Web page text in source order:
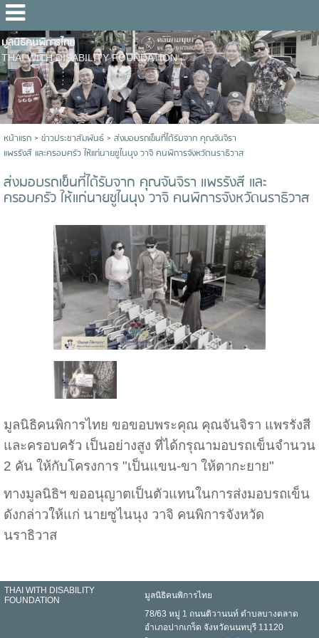
มูลนิธิคนพิการไทย
THAI WITH DISABILITY FOUNDATION
หน้าแรก> ข่าวประชาสัมพันธ์> ส่งมอบรถเข็นที่ได้รับจาก คุณจันจิรา
แพรรังสี และครอบครัว ให้แก่นายซูไนนุง วาจิ คนพิการจังหวัดนราธิวาส
ส่งมอบรถเข็นที่ได้รับจาก คุณจันจิรา แพรรังสี และ
ครอบครัว ให้แก่นายซูไนนุง วาจิ คนพิการจังหวัดนราธิวาส
มูลนิธิคนพิการไทย ขอขอบพระคุณ คุณจันจิรา แพรรังสี
และครอบครัว เป็นอย่างสูง ที่ได้กรุณามอบรถเข็นจำนวน
2 คัน ให้กับโครงการ "เป็นแขน-ขา ให้ตากะยาย"
ทางมูลนิธิฯ ขออนุญาตเป็นตัวแทนในการส่งมอบรถเข็น
ดังกล่าวให้แก่ นายซูไนนุง วาจิ คนพิการจังหวัด
นราธิวาส
THAI WITH DISABILITY
FOUNDATION
มูลนิธิคนพิการไทย
78/63 หมู่ 1 ถนนติวานนท์ ตำบลบางตลาด
อำเภอปากเกร็ด จังหวัดนนทบุรี 11120